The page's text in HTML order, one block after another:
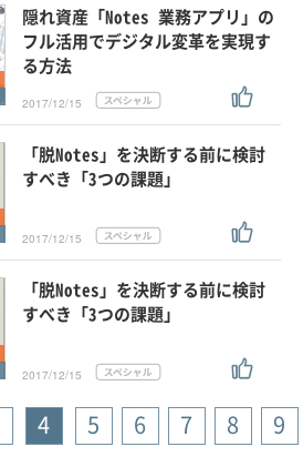
隠れ資産「Notes 業務アプリ」の
フル活用でデジタル変革を実現す
る方法
2017/12/15
「脱Notes」を決断する前に検討
すべき「3つの課題」
2017/12/15
「脱Notes」を決断する前に検討
すべき「3つの課題」
2017/12/15
4 5 6 7 8
9